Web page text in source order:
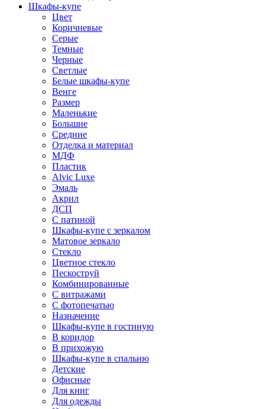
Шкафы-купе
Цвет
Коричневые
Серые
Темные
Черные
Светлые
Белые шкафы-купе
Венге
Размер
Маленькие
Большие
Средние
Отделка и материал
МДФ
Пластик
Alvic Luxe
Эмаль
Акрил
ДСП
С патиной
Шкафы-купе с зеркалом
Матовое зеркало
Стекло
Цветное стекло
Пескоструй
Комбинированные
С витражами
С фотопечатью
Назначение
Шкафы-купе в гостиную
В коридор
В прихожую
Шкафы-купе в спальню
Детские
Офисные
Для книг
Для одежды